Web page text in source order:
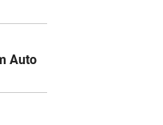
Auto